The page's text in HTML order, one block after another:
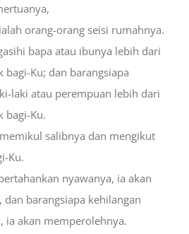
orang-orang seisi rumahnya.
bapa atau ibunya lebih dari
bagi-Ku; dan barangsiapa
laki atau perempuan lebih dari
bagi-Ku.
salibnya dan mengikut
Ku.
nyawanya, ia akan
barangsiapa kehilangan
ia akan memperolehnya.